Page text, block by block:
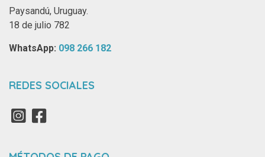
Paysandú, Uruguay.
18 de julio 782
WhatsApp: ‪ 098 266 182‬
REDES SOCIALES